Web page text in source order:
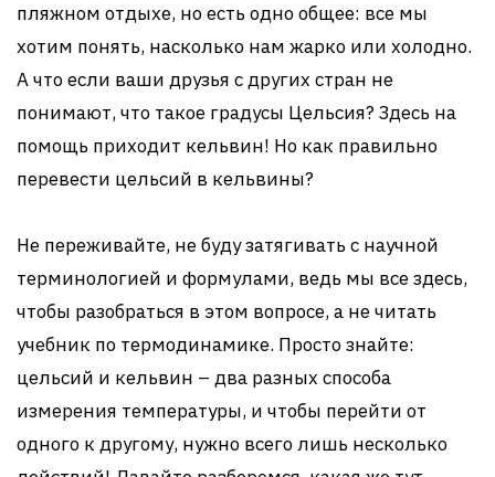
пляжном отдыхе, но есть одно общее: все мы
хотим понять, насколько нам жарко или холодно.
А что если ваши друзья с других стран не
понимают, что такое градусы Цельсия? Здесь на
помощь приходит кельвин! Но как правильно
перевести цельсий в кельвины?
Не переживайте, не буду затягивать с научной
терминологией и формулами, ведь мы все здесь,
чтобы разобраться в этом вопросе, а не читать
учебник по термодинамике. Просто знайте:
цельсий и кельвин – два разных способа
измерения температуры, и чтобы перейти от
одного к другому, нужно всего лишь несколько